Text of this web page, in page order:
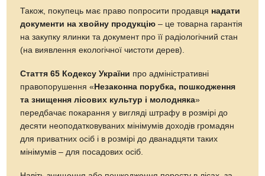
Також, покупець має право попросити продавця надати
документи на хвойну продукцію – це товарна гарантія
на закупку ялинки та документ про її радіологічний стан
(на виявлення екологічної чистоти дерев).
Стаття 65 Кодексу України про адміністративні
правопорушення «Незаконна порубка, пошкодження
та знищення лісових культур і молодняка»
передбачає покарання у вигляді штрафу в розмірі до
десяти неоподатковуваних мінімумів доходів громадян
для приватних осіб і в розмірі до дванадцяти таких
мінімумів – для посадових осіб.